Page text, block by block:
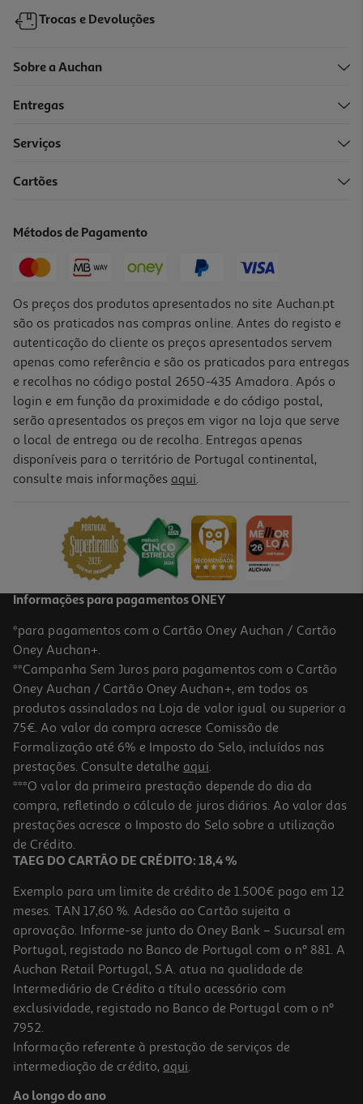
Pastilhas Limpeza Corega Apar.ortodôntico/goteiras 36un
11,99 €
Pasta Dentifrica Vitis Ortodôntica 100ml
76.5 €/Lt
7,65 €
Cera Vitis Ortodôntica 2un
3.83 €/un
Trocas e Devoluções
Sobre a Auchan
Entregas
Serviços
Cartões
Métodos de Pagamento
Os preços dos produtos apresentados no site Auchan.pt
são os praticados nas compras online. Antes do registo e
autenticação do cliente os preços apresentados servem
apenas como referência e são os praticados para entregas
e recolhas no código postal 2650-435 Amadora. Após o
login e em função da proximidade e do código postal,
serão apresentados os preços em vigor na loja que serve
o local de entrega ou de recolha. Entregas apenas
disponíveis para o território de Portugal continental,
consulte mais informações aqui.
Informações para pagamentos ONEY
*para pagamentos com o Cartão Oney Auchan / Cartão
Oney Auchan+.
**Campanha Sem Juros para pagamentos com o Cartão
Oney Auchan / Cartão Oney Auchan+, em todos os
produtos assinalados na Loja de valor igual ou superior a
75€. Ao valor da compra acresce Comissão de
Formalização até 6% e Imposto do Selo, incluídos nas
prestações. Consulte detalhe aqui.
***O valor da primeira prestação depende do dia da
compra, refletindo o cálculo de juros diários. Ao valor das
prestações acresce o Imposto do Selo sobre a utilização
de Crédito.
TAEG DO CARTÃO DE CRÉDITO: 18,4 %
Exemplo para um limite de crédito de 1.500€ pago em 12
meses. TAN 17,60 %. Adesão ao Cartão sujeita a
aprovação. Informe-se junto do Oney Bank – Sucursal em
Portugal, registado no Banco de Portugal com o nº 881. A
Auchan Retail Portugal, S.A. atua na qualidade de
Intermediário de Crédito a título acessório com
exclusividade, registado no Banco de Portugal com o nº
7952.
Informação referente à prestação de serviços de
intermediação de crédito, aqui.
Ao longo do ano